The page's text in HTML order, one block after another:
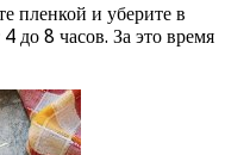
пленкой и уберите в
до 8 часов. За это время